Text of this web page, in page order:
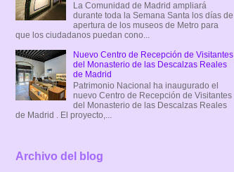
La Comunidad de Madrid ampliará
durante toda la Semana Santa los días de
apertura de los museos de Metro para
que los ciudadanos puedan cono...
Nuevo Centro de Recepción de Visitantes
del Monasterio de las Descalzas Reales
de Madrid
Patrimonio Nacional ha inaugurado el
nuevo Centro de Recepción de Visitantes
del Monasterio de las Descalzas Reales
de Madrid . El proyecto,...
Archivo del blog